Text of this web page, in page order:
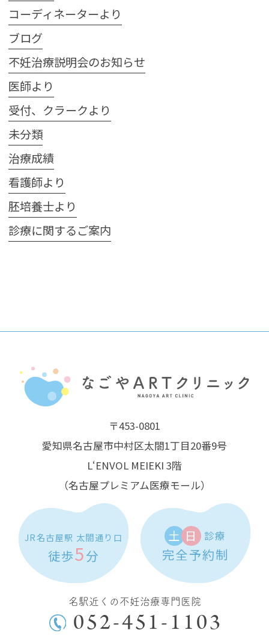
コーディネーターより
ブログ
不妊治療説明会のお知らせ
医師より
受付、クラークより
未分類
治療成績
看護師より
胚培養士より
診療に関するご案内
〒453-0801
愛知県名古屋市中村区太閤1丁目20番9号
L‘ENVOL MEIEKI 3階
（名古屋プレミアム医療モール）
JR名古屋駅 太閤通り口
徒歩5分
土 日 診療
完全予約制
名駅近くの不妊治療専門医院
052-451-1103